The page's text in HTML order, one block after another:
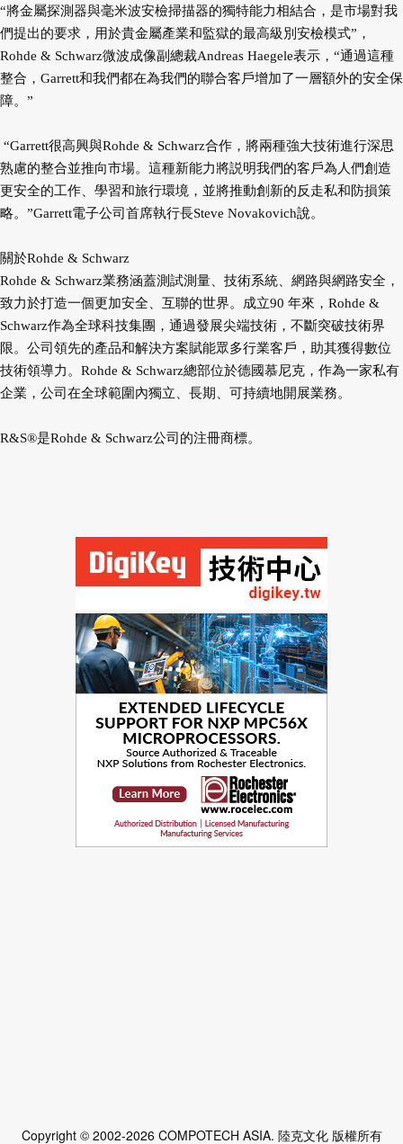
“將金屬探測器與毫米波安檢掃描器的獨特能力相結合，是市場對我
們提出的要求，用於貴金屬產業和監獄的最高級別安檢模式”，
Rohde & Schwarz微波成像副總裁Andreas Haegele表示，“通過這種
整合，Garrett和我們都在為我們的聯合客戶增加了一層額外的安全保
障。”
“Garrett很高興與Rohde & Schwarz合作，將兩種強大技術進行深思
熟慮的整合並推向市場。這種新能力將説明我們的客戶為人們創造
更安全的工作、學習和旅行環境，並將推動創新的反走私和防損策
略。”Garrett電子公司首席執行長Steve Novakovich說。
關於Rohde & Schwarz
Rohde & Schwarz業務涵蓋測試測量、技術系統、網路與網路安全，
致力於打造一個更加安全、互聯的世界。
成立90 年來，Rohde &
Schwarz作為全球科技集團，通過發展尖端技術，不斷突破技術界
限。公司領先的產品和解決方案賦能眾多行業客戶，助其獲得數位
技術領導力。Rohde & Schwarz總部位於德國慕尼克，作為一家私有
企業，公司在全球範圍內獨立、長期、可持續地開展業務。
R&S®是Rohde & Schwarz公司的注冊商標。
Copyright © 2002-2026 COMPOTECH ASIA. 陸克文化 版權所有